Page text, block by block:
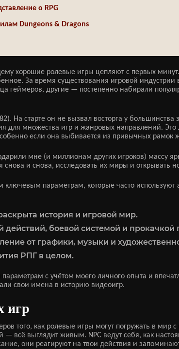
о RPG
Dungeons & Dragons
хорошие ролевые игры цепляют с первых
За время существования игровой
геймеров, другие — постепенно набирали
старте он не вызвал восторга у большинства
для множества игр и жанровых направлений.
если она выбивается из привычных рамок
мне (и миллионам других игроков) массу
снова и снова, исследовать их миры и открывать
параметрам, которые часто используют
история и игровой мир.
боевой системой и прокачкой
от графики, музыки и
РПГ в целом.
с учётом моего личного опыта и
свои имена в историю видеоигр.
игр
того, как ролевые игры могут погружать в мир
— всё выглядит живым. NPC ведут себя, как
они реагируют на твои действия и